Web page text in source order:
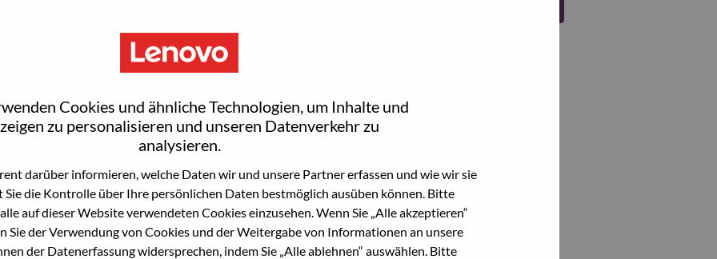
Cookies und ähnliche Technologien, um Inhalte und
zu personalisieren und unseren Datenverkehr zu
analysieren.
darüber informieren, welche Daten wir und unsere Partner erfassen und wie wir sie
Sie die Kontrolle über Ihre persönlichen Daten bestmöglich ausüben können. Bitte
auf dieser Website verwendeten Cookies einzusehen. Wenn Sie „Alle akzeptieren“
Sie der Verwendung von Cookies und der Weitergabe von Informationen an unsere
der Datenerfassung widersprechen, indem Sie „Alle ablehnen“ auswählen. Bitte
beworben haben, haben wir Ihre E-Mail in
"Passwort vergessen", um Ihr Passwort